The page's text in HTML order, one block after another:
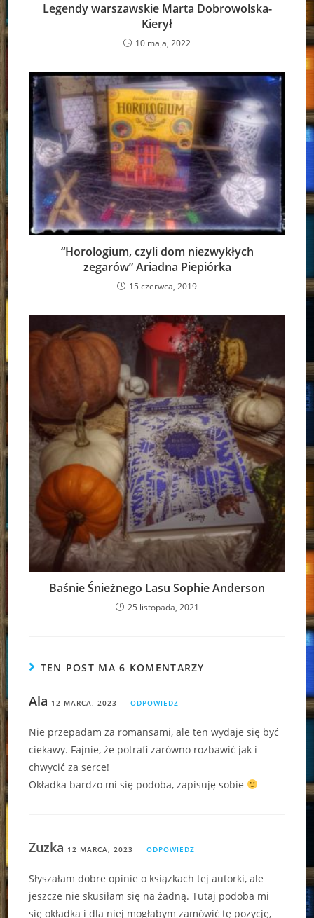
Legendy warszawskie Marta Dobrowolska-
Kierył
10 maja, 2022
“Horologium, czyli dom niezwykłych
zegarów” Ariadna Piepiórka
15 czerwca, 2019
Baśnie Śnieżnego Lasu Sophie Anderson
25 listopada, 2021
TEN POST MA 6 KOMENTARZY
Ala 12 MARCA, 2023 ODPOWIEDZ
Nie przepadam za romansami, ale ten wydaje się być
ciekawy. Fajnie, że potrafi zarówno rozbawić jak i
chwycić za serce!
Okładka bardzo mi się podoba, zapisuję sobie
Zuzka 12 MARCA, 2023 ODPOWIEDZ
Słyszałam dobre opinie o ksiązkach tej autorki, ale
jeszcze nie skusiłam się na żadną. Tutaj podoba mi
się okładka i dla niej mogłabym zamówić tę pozycję,